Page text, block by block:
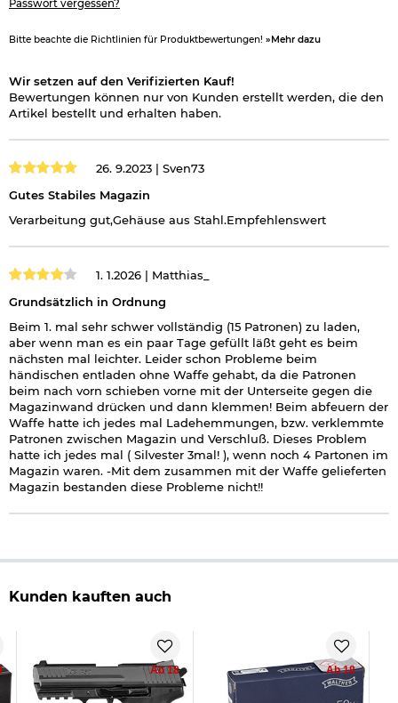
Passwort vergessen?
Bitte beachte die Richtlinien für Produktbewertungen! »Mehr dazu
Wir setzen auf den Verifizierten Kauf!
Bewertungen können nur von Kunden erstellt werden, die den
Artikel bestellt und erhalten haben.
26. 9.2023 | Sven73
Gutes Stabiles Magazin
Verarbeitung gut,Gehäuse aus Stahl.Empfehlenswert
1. 1.2026 | Matthias_
Grundsätzlich in Ordnung
Beim 1. mal sehr schwer vollständig (15 Patronen) zu laden,
aber wenn man es ein paar Tage gefüllt läßt geht es beim
nächsten mal leichter. Leider schon Probleme beim
händischen entladen ohne Waffe gehabt, da die Patronen
beim nach vorn schieben vorne mit der Unterseite gegen die
Magazinwand drücken und dann klemmen! Beim abfeuern der
Waffe hatte ich jedes mal Ladehemmungen, bzw. verklemmte
Patronen zwischen Magazin und Verschluß. Dieses Problem
hatte ich jedes mal ( Silvester 3mal! ), wenn noch 4 Partonen im
Magazin waren. -Mit dem zusammen mit der Waffe gelieferten
Magazin bestanden diese Probleme nicht!!
Kunden kauften auch
Ab 18 Ab 18